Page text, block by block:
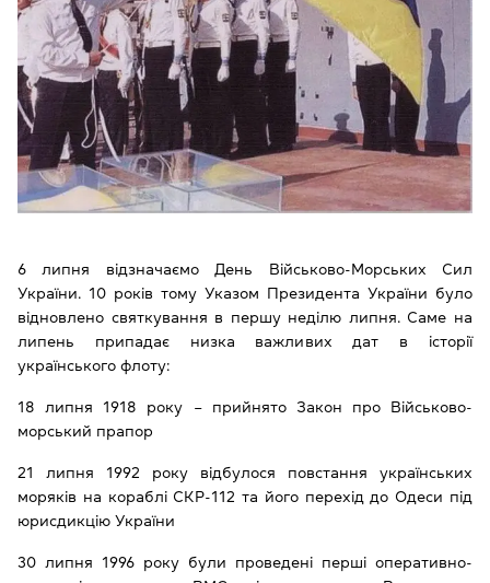
6 липня відзначаємо День Військово-Морських Сил
України. 10 років тому Указом Президента України було
відновлено святкування в першу неділю липня. Саме на
липень припадає низка важливих дат в історії
українського флоту:
18 липня 1918 року – прийнято Закон про Військово-
морський прапор
21 липня 1992 року відбулося повстання українських
моряків на кораблі СКР-112 та його перехід до Одеси під
юрисдикцію України
30 липня 1996 року були проведені перші оперативно-